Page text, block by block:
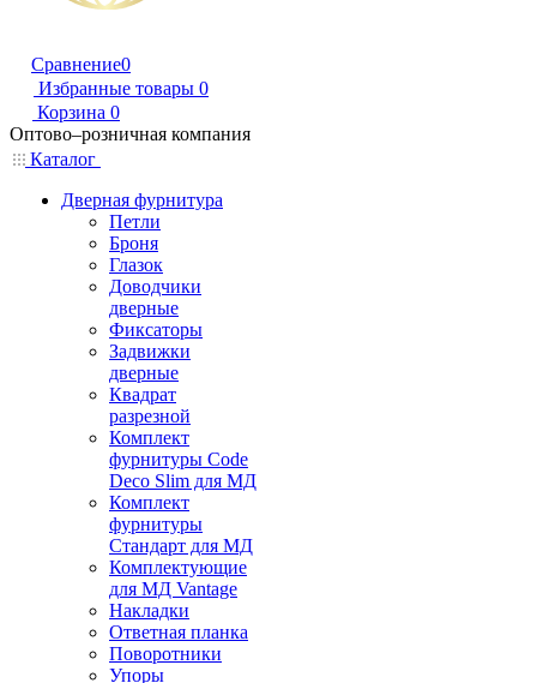
Сравнение0
Избранные товары 0
Корзина 0
Оптово–розничная компания
Каталог
Дверная фурнитура
Петли
Броня
Глазок
Доводчики
дверные
Фиксаторы
Задвижки
дверные
Квадрат
разрезной
Комплект
фурнитуры Code
Deco Slim для МД
Комплект
фурнитуры
Стандарт для МД
Комплектующие
для МД Vantage
Накладки
Ответная планка
Поворотники
Упоры